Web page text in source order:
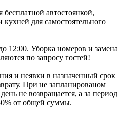
бесплатной автостоянкой,
для самостоятельного
12:00. Уборка номеров и замена
по запросу гостей!
и неявки в назначенный срок
При не запланированом
не возвращается, а за период
от общей суммы.